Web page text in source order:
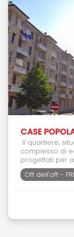
CASE
Il quartiere,
complesso di
progettati per
Off dell'off -